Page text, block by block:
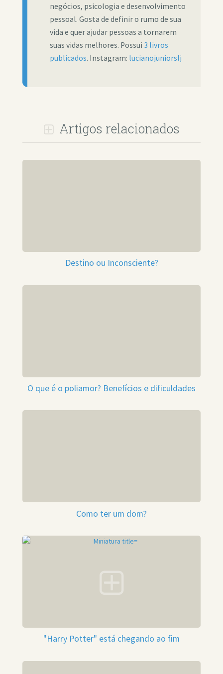
negócios, psicologia e desenvolvimento
pessoal. Gosta de definir o rumo de sua
vida e quer ajudar pessoas a tornarem
suas vidas melhores. Possui 3 livros
publicados. Instagram: lucianojuniorslj
Artigos relacionados
Destino ou Inconsciente?
O que é o poliamor? Benefícios e dificuldades
Como ter um dom?
"Harry Potter" está chegando ao fim